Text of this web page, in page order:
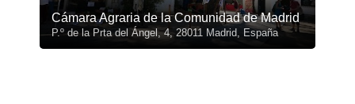
Cámara Agraria de la Comunidad de Madrid
P.º de la Prta del Ángel, 4, 28011 Madrid, España